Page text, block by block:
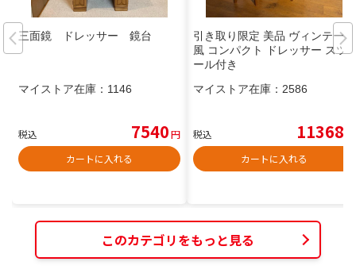
三面鏡 ドレッサー 鏡台
マイストア在庫： 1146
税込 7540円
カートに入れる
引き取り限定 美品 ヴィンテージ
風 コンパクト ドレッサー スツ
ール付き
マイストア在庫： 2586
税込 11368
カートに入れる
このカテゴリをもっと見る